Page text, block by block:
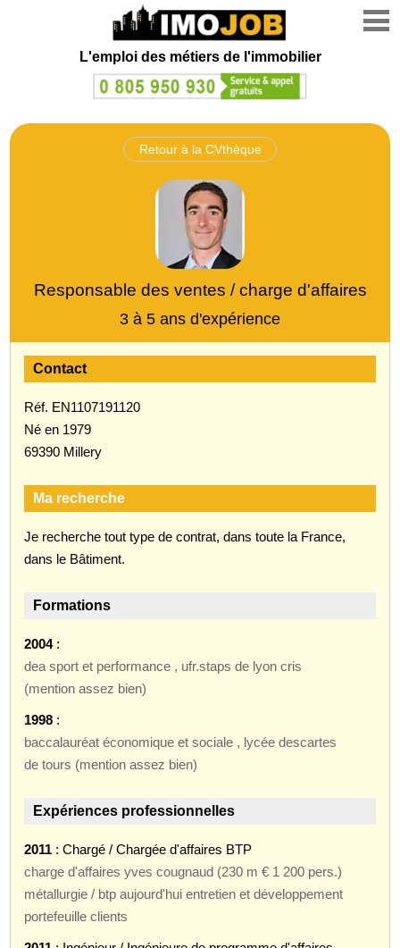
L'emploi des métiers de l'immobilier
Retour à la CVthèque
Responsable des ventes / charge d'affaires
3 à 5 ans d'expérience
Contact
Réf. EN1107191120
Né en 1979
69390 Millery
Ma recherche
Je recherche tout type de contrat, dans toute la France,
dans le Bâtiment.
Formations
2004:
dea sport et performance , ufr.staps de lyon cris
(mention assez bien)
1998 :
baccalauréat économique et sociale , lycée descartes
de tours (mention assez bien)
Expériences professionnelles
2011 : Chargé / Chargée d'affaires BTP
charge d'affaires yves cougnaud (230 m € 1 200 pers.)
métallurgie / btp aujourd'hui entretien et développement
portefeuille clients